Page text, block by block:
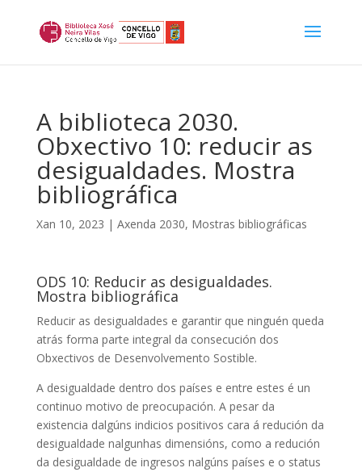
A biblioteca 2030.
Obxectivo 10: reducir as
desigualdades. Mostra
bibliográfica
Xan 10, 2023 | Axenda 2030, Mostras bibliográficas
ODS 10: Reducir as desigualdades.
Mostra bibliográfica
Reducir as desigualdades e garantir que ninguén queda
atrás forma parte integral da consecución dos
Obxectivos de Desenvolvemento Sostible.
A desigualdade dentro dos países e entre estes é un
continuo motivo de preocupación. A pesar da
existencia dalgúns indicios positivos cara á redución da
desigualdade nalgunhas dimensións, como a redución
da desigualdade de ingresos nalgúns países e o status